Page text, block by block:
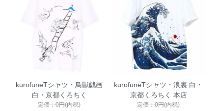
kurofuneTシャツ・鳥獣戯画
白・京都くろちく
定価：0円(内税)
kurofuneTシャツ・浪裏 白・
京都くろちく 本店
定価：0円(内税)